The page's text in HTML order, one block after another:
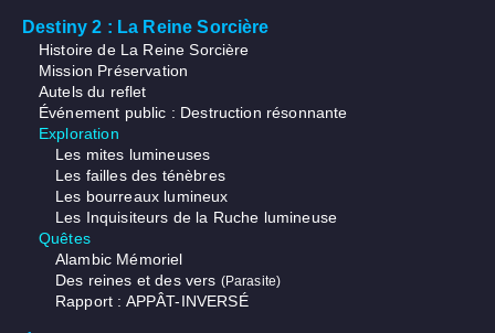
Destiny 2 : La Reine Sorcière
Histoire de La Reine Sorcière
Mission Préservation
Autels du reflet
Événement public : Destruction résonnante
Exploration
Les mites lumineuses
Les failles des ténèbres
Les bourreaux lumineux
Les Inquisiteurs de la Ruche lumineuse
Quêtes
Alambic Mémoriel
Des reines et des vers (Parasite)
Rapport : APPÂT-INVERSÉ